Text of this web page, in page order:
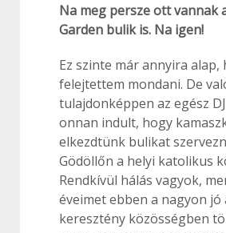
Na meg persze ott vannak
Garden bulik is. Na igen!
Ez szinte már annyira alap,
felejtettem mondani. De
tulajdonképpen az egész
onnan indult, hogy
elkezdtünk bulikat
Gödöllőn a helyi katolikus
Rendkívül hálás vagyok,
éveimet ebben a nagyon jó
keresztény közösségben